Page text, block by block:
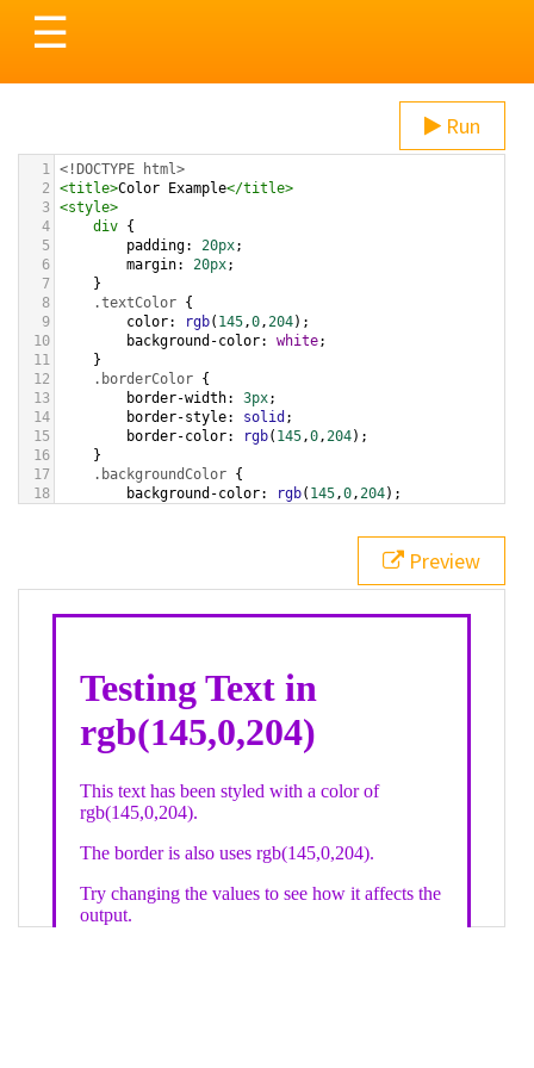
Toggle
navigation
☰
Run
1 <!DOCTYPE html>
2
<title>Color Example</title>
3 <style>
4
div {
5
padding: 20px;
6
margin: 20px;
7
}
8
.textColor {
9
color: rgb( 145,0,204);
10
background-color: white;
11
}
12
.borderColor {
13
border-width: 3px;
14
border-style: solid ;
15
border-color: rgb( 145,0,204);
16
}
17
.backgroundColor {
18
background-color: rgb( 145,0,204);
bottom ,
white, rgb(145,0,204));
div class="textColor borderColor"
< h1>Testing Text in rgb(145,0,204)
Preview